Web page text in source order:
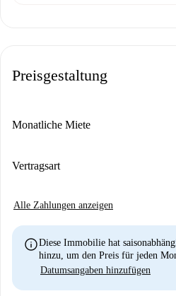
Preisgestaltung
Monatliche Miete
Vertragsart
Alle Zahlungen anzeigen
infoDiese Immobilie hat
hinzu, um den Preis für jeden
Datumsangaben hinzufügen